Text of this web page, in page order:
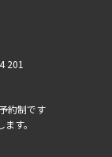
201
約制です
す。